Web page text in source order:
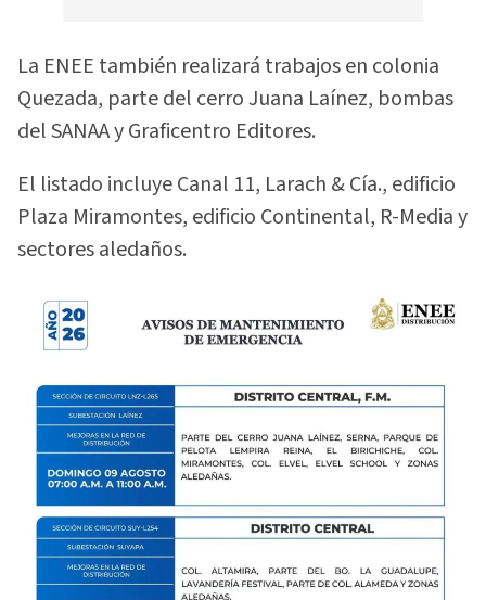
La ENEE también realizará trabajos en colonia
Quezada, parte del cerro Juana Laínez, bombas
del SANAA y Graficentro Editores.
El listado incluye Canal 11, Larach & Cía., edificio
Plaza Miramontes, edificio Continental, R-Media y
sectores aledaños.